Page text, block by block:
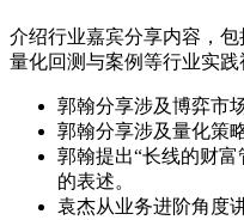
介绍行业嘉宾分享内容，包
量化回测与案例等行业实践
郭翰分享涉及博弈市
郭翰分享涉及量化策
郭翰提出“长线的财
的表述。
袁杰从业务进阶角度